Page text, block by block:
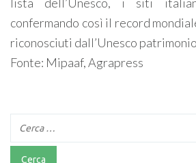
confermando così il record
riconosciuti dall’Unesco
Fonte: Mipaaf, Agrapress